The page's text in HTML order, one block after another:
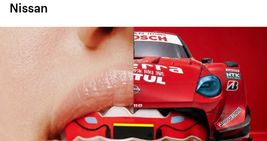
Nissan